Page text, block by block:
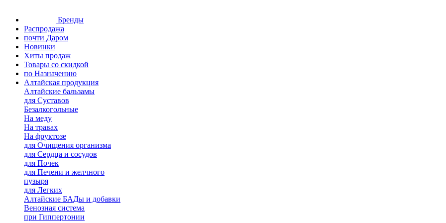
Бренды
Распродажа
почти Даром
Новинки
Хиты продаж
Товары со скидкой
по Назначению
Алтайская продукция
Алтайские бальзамы
для Суставов
Безалкогольные
На меду
На травах
На фруктозе
для Очищения организма
для Сердца и сосудов
для Почек
для Печени и желчного
пузыря
для Легких
Алтайские БАДы и добавки
Венозная система
при Гиппертонии